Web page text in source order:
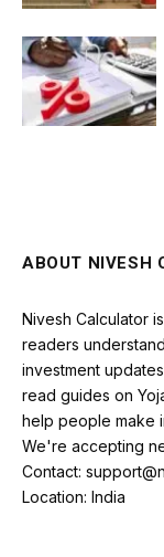
ABOUT NIVESH
Nivesh Calculator
readers
investment
read guides on
help people make
We're accepting
Contact:
Location: India